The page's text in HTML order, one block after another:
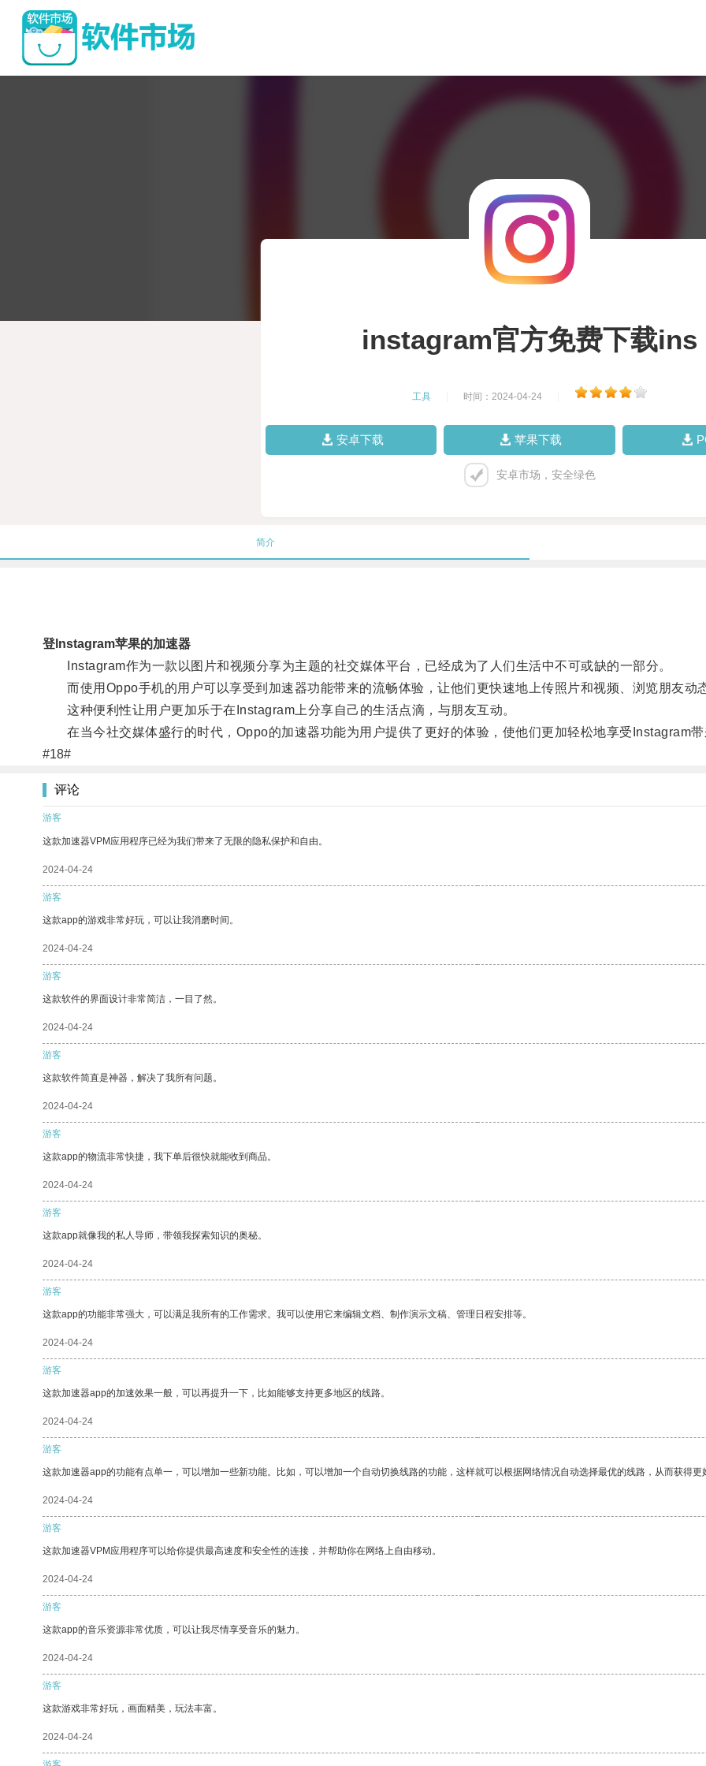
instagram官方免费下载ins
工具 时间：2024-04-24
安卓下载 苹果下载
安卓市场，安全绿色
简介
登lnstagram苹果的加速器
Instagram作为一款以图片和视频分享为主题的社交媒体平台，已经成为了人们生活中不可或缺的一部分。
而使用Oppo手机的用户可以享受到加速器功能带来的流畅体验，让他们更快速地上传照片和视频、浏览朋友动态
这种便利性让用户更加乐于在Instagram上分享自己的生活点滴，与朋友互动。
在当今社交媒体盛行的时代，Oppo的加速器功能为用户提供了更好的体验，使他们更加轻松地享受Instagram带
#18#
评论
游客
这款加速器VPM应用程序已经为我们带来了无限的隐私保护和自由。
2024-04-24
游客
这款app的游戏非常好玩，可以让我消磨时间。
2024-04-24
游客
这款软件的界面设计非常简洁，一目了然。
2024-04-24
游客
这款软件简直是神器，解决了我所有问题。
2024-04-24
游客
这款app的物流非常快捷，我下单后很快就能收到商品。
2024-04-24
游客
这款app就像我的私人导师，带领我探索知识的奥秘。
2024-04-24
游客
这款app的功能非常强大，可以满足我所有的工作需求。我可以使用它来编辑文档、制作演示文稿、管理日程安排等。
2024-04-24
游客
这款加速器app的加速效果一般，可以再提升一下，比如能够支持更多地区的线路。
2024-04-24
游客
这款加速器app的功能有点单一，可以增加一些新功能。比如，可以增加一个自动切换线路的功能，这样就可以根据网络情况自动选择最优的线路，从而获得更
2024-04-24
游客
这款加速器VPM应用程序可以给你提供最高速度和安全性的连接，并帮助你在网络上自由移动。
2024-04-24
游客
这款app的音乐资源非常优质，可以让我尽情享受音乐的魅力。
2024-04-24
游客
这款游戏非常好玩，画面精美，玩法丰富。
2024-04-24